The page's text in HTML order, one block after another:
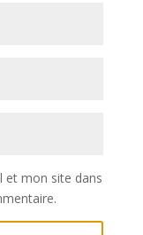
et mon site dans